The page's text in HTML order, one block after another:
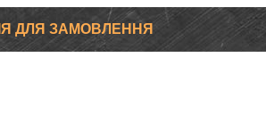
ДЛЯ ЗАМОВЛЕННЯ